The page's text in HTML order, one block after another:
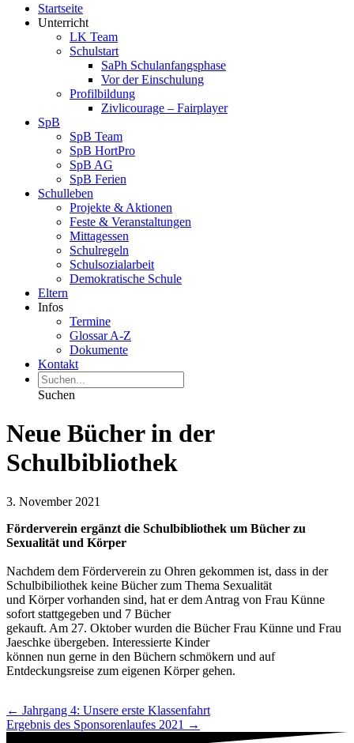
Startseite
Unterricht
LK Team
Schulstart
SaPh Schulanfangsphase
Vor der Einschulung
Profilbildung
Zivlicourage – Fairplayer
SpB
SpB Team
SpB HortPro
SpB AG
SpB Ferien
Schulleben
Projekte & Aktionen
Feste & Veranstaltungen
Mittagessen
Schulregeln
Schulsozialarbeit
Demokratische Schule
Eltern
Infos
Termine
Glossar A-Z
Dokumente
Kontakt
Suchen
Neue Bücher in der
Schulbibliothek
3. November 2021
Förderverein ergänzt die Schulbibliothek um Bücher zu
Sexualität und Körper
Nachdem dem Förderverein zu Ohren gekommen ist, dass in der
Schulbibiliothek keine Bücher zum Thema Sexualität
und Körper vorhanden sind, hat er dem Antrag von Frau Künne
sofort stattgegeben und 7 Bücher
gekauft. Am 27. Oktober wurden die Bücher Frau Künne und Frau
Jaeschke übergeben. Interessierte Kinder
können nun gerne in den Büchern schmökern und auf
Entdeckungsreise zum eigenen Körper gehen.
Navigation
Beiträge
← Jahrgang 4: Unsere erste Klassenfahrt
Ergebnis des Sponsorenlaufes 2021 →